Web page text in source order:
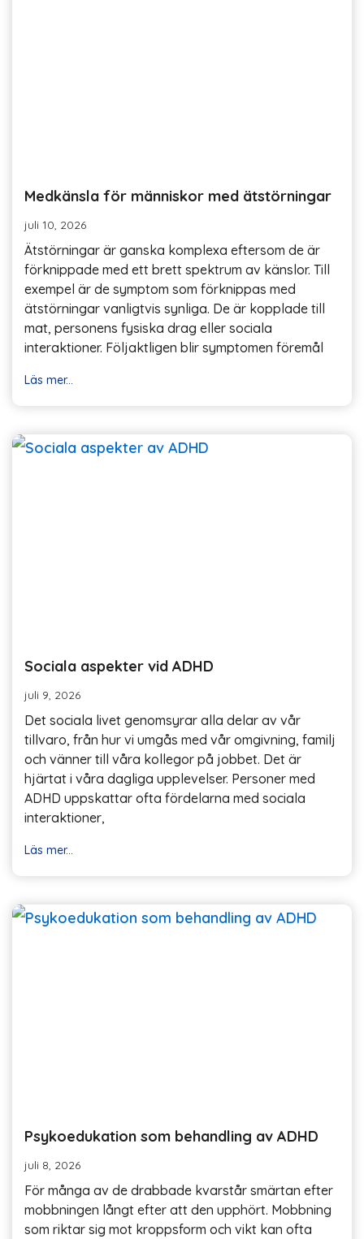
Medkänsla för människor med ätstörningar
juli 10, 2026
Ätstörningar är ganska komplexa eftersom de är
förknippade med ett brett spektrum av känslor. Till
exempel är de symptom som förknippas med
ätstörningar vanligtvis synliga. De är kopplade till
mat, personens fysiska drag eller sociala
interaktioner. Följaktligen blir symptomen föremål
Läs mer...
Sociala aspekter vid ADHD
juli 9, 2026
Det sociala livet genomsyrar alla delar av vår
tillvaro, från hur vi umgås med vår omgivning, familj
och vänner till våra kollegor på jobbet. Det är
hjärtat i våra dagliga upplevelser. Personer med
ADHD uppskattar ofta fördelarna med sociala
interaktioner,
Läs mer...
Psykoedukation som behandling av ADHD
juli 8, 2026
För många av de drabbade kvarstår smärtan efter
mobbningen långt efter att den upphört. Mobbning
som riktar sig mot kroppsform och vikt kan ofta